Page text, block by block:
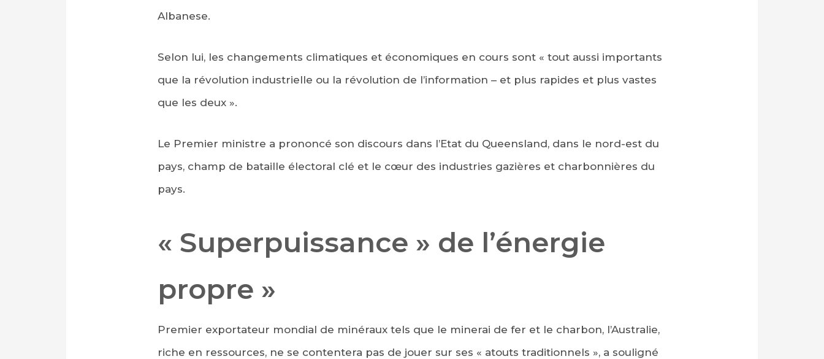
Albanese.
Selon lui, les changements climatiques et économiques en cours sont « tout aussi importants
que la révolution industrielle ou la révolution de l’information – et plus rapides et plus vastes
que les deux ».
Le Premier ministre a prononcé son discours dans l’Etat du Queensland, dans le nord-est du
pays, champ de bataille électoral clé et le cœur des industries gazières et charbonnières du
pays.
« Superpuissance » de l’énergie
propre »
Premier exportateur mondial de minéraux tels que le minerai de fer et le charbon, l’Australie,
riche en ressources, ne se contentera pas de jouer sur ses « atouts traditionnels », a souligné